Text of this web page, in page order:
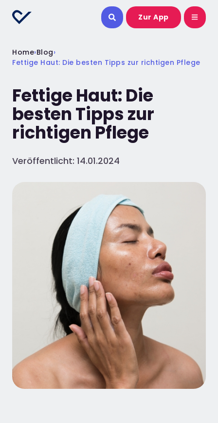
Zur App
Home›Blog›
Fettige Haut: Die besten Tipps zur richtigen Pflege
Fettige Haut: Die
besten Tipps zur
richtigen Pflege
Veröffentlicht: 14.01.2024